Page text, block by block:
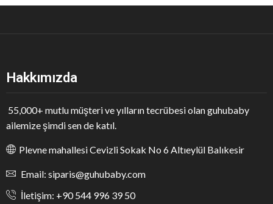
Hakkımızda
55,000+ mutlu müşteri ve yılların tecrübesi olan guhubaby
ailemize şimdi sen de katıl.
Plevne mahallesi Cevizli Sokak No 6 Altıeylül Balıkesir
Email: siparis@guhubaby.com
İletişim: +90 544 996 39 50